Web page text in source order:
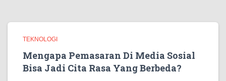
TEKNOLOGI
Mengapa Pemasaran Di Media Sosial
Bisa Jadi Cita Rasa Yang Berbeda?